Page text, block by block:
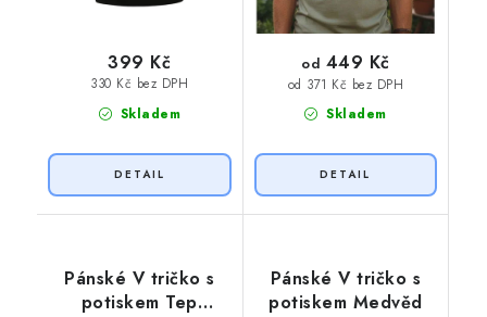
Skladem
330 Kč bez DPH
399 Kč
Skladem
od 371 Kč bez DPH
od 449 Kč
Pánské V tričko s
potiskem Tep
Pánské V tričko s
potiskem Medvěd